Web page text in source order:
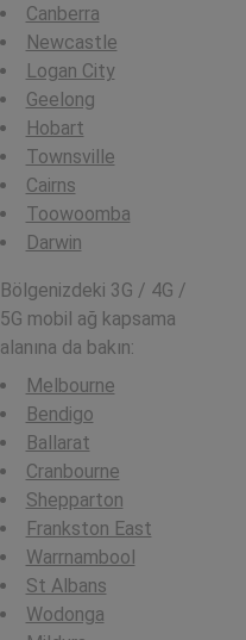
Canberra
Newcastle
Logan City
Geelong
Hobart
Townsville
Cairns
Toowoomba
Darwin
Bölgenizdeki 3G / 4G /
5G mobil ağ kapsama
alanına da bakın:
Melbourne
Bendigo
Ballarat
Cranbourne
Shepparton
Frankston East
Warrnambool
St Albans
Wodonga